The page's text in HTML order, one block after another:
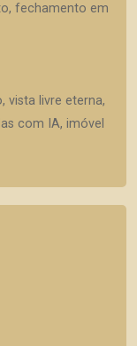
fechamento em
vista livre eterna,
com IA, imóvel